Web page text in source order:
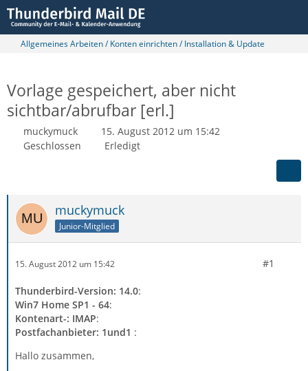
Allgemeines Arbeiten / Konten einrichten / Installation & Update
Vorlage gespeichert, aber nicht
sichtbar/abrufbar [erl.]
muckymuck
15. August 2012 um 15:42
Geschlossen
Erledigt
muckymuck
Junior-Mitglied
15. August 2012 um 15:42 #1
Thunderbird-Version: 14.0:
Win7 Home SP1 - 64:
Kontenart-: IMAP:
Postfachanbieter: 1und1 :
Hallo zusammen,